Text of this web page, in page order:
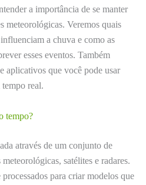
a importância de se manter
meteorológicas. Veremos quais
a chuva e como as
esses eventos. Também
aplicativos que você pode usar
tempo real.
tempo?
através de um conjunto de
satélites e radares.
processados para criar modelos que